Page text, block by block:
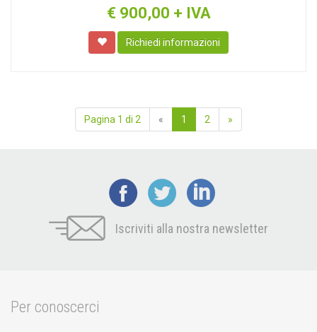
€ 900,00 + IVA
Richiedi informazioni
Pagina 1 di 2 « 1 2 »
Iscriviti alla nostra newsletter
Per conoscerci